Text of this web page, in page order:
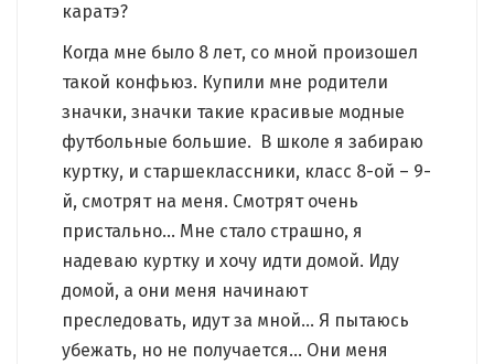
каратэ?
Когда мне было 8 лет, со мной произошел
такой конфьюз. Купили мне родители
значки, значки такие красивые модные
футбольные большие. В школе я забираю
куртку, и старшеклассники, класс 8-ой – 9-
й, смотрят на меня. Смотрят очень
пристально… Мне стало страшно, я
надеваю куртку и хочу идти домой. Иду
домой, а они меня начинают
преследовать, идут за мной… Я пытаюсь
убежать, но не получается… Они меня